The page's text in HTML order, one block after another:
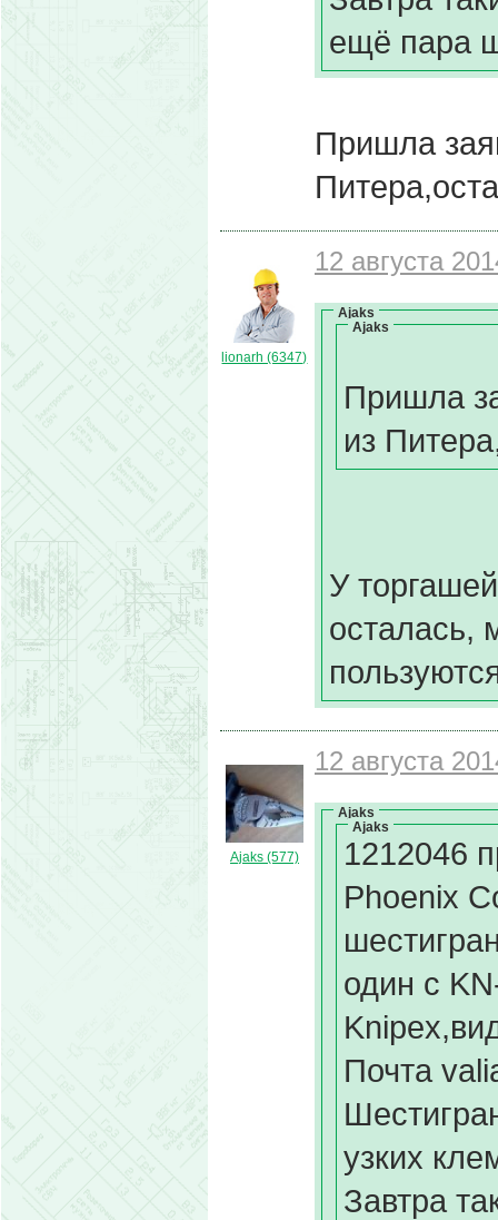
ещё пара
Пришла
lionarh (6347)
12 августа
Ajaks
Ajaks
Пришла
из
У
осталась,
Ajaks (577)
12 августа
Ajaks
Ajaks
1212046
Phoenix
один с
Почта
узких
Завтра